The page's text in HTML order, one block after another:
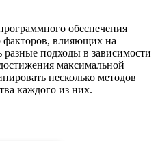
обеспечения
факторов, влияющих на
подходы в зависимости
максимальной
несколько методов
каждого из них.